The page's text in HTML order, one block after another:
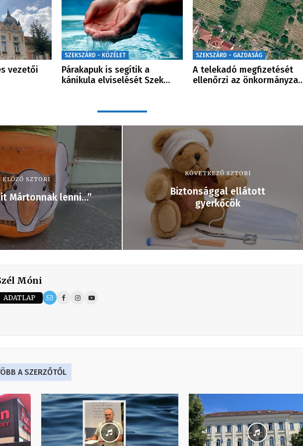
vezetői
SZEKSZÁRD - KÖZÉLET
Párakapuk is segítik a
kánikula elviselését Szek…
SZEKSZÁRD - GAZDASÁG
A telekadó megfizetését
ellenőrzi az
ELŐZŐ SZTORI
Mártonnak lenni…”
KÖVETKEZŐ SZTORI
Biztonsággal ellátott
gyerkőcök
Móni
ADATLAP
A SZERZŐTŐL